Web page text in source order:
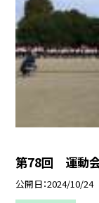
第78回 運動会
公開日 2024/10/24